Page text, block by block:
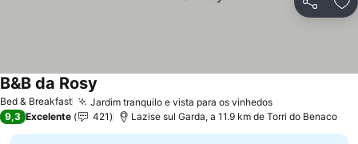
Partilhar
Bed & Breakfast Jardim tranquilo e vista para os vinhedosVer preços
B&B da Rosy
9,3 Excelente 421 Lazise sul Garda, a 11.9 km de Torri do Benaco